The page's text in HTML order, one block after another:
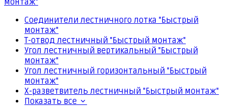
монтаж"
Соединители лестничного лотка "Быстрый
монтаж"
Т-отвод лестничный "Быстрый монтаж"
Угол лестничный вертикальный "Быстрый
монтаж"
Угол лестничный горизонтальный "Быстрый
монтаж"
Х-разветвитель лестничный "Быстрый монтаж"
Показать все